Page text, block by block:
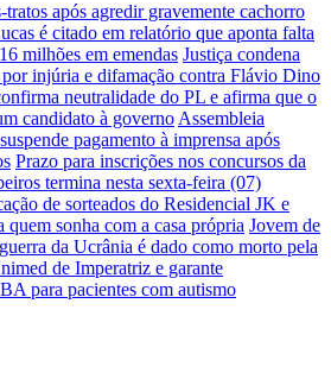
após agredir gravemente cachorro
é citado em relatório que aponta falta
milhões em emendas Justiça condena
injúria e difamação contra Flávio Dino
neutralidade do PL e afirma que o
candidato à governo Assembleia
pagamento à imprensa após
Prazo para inscrições nos concursos da
termina nesta sexta-feira (07)
de sorteados do Residencial JK e
quem sonha com a casa própria Jovem de
da Ucrânia é dado como morto pela
de Imperatriz e garante
para pacientes com autismo